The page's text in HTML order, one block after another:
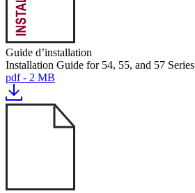
Guide d’installation
Installation Guide for 54, 55, and 57 Series
pdf - 2 MB